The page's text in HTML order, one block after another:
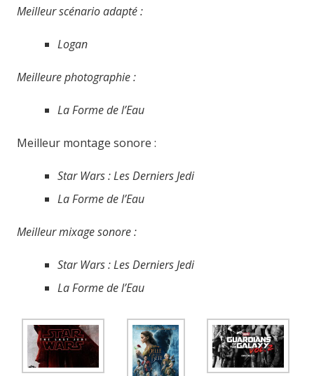
Meilleur scénario adapté :
Logan
Meilleure photographie :
La Forme de l’Eau
Meilleur montage sonore :
Star Wars : Les Derniers Jedi
La Forme de l’Eau
Meilleur mixage sonore :
Star Wars : Les Derniers Jedi
La Forme de l’Eau